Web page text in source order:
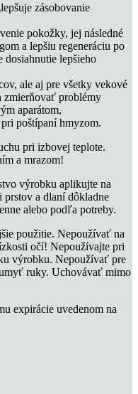
zásobovanie
pokožky, jej následné
a lepšiu regeneráciu po
dosiahnutie lepšieho
ale aj pre všetky vekové
zmierňovať problémy
aparátom,
poštípaní hmyzom.
pri izbovej teplote.
a mrazom!
výrobku aplikujte na
prstov a dlaní dôkladne
alebo podľa potreby.
použitie. Nepoužívať na
očí! Nepoužívajte pri
výrobku. Nepoužívať pre
ruky. Uchovávať mimo
expirácie uvedenom na